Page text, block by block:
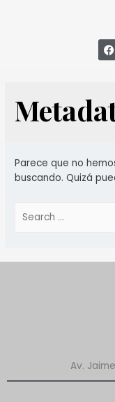
Parece que no
buscando. Quizá
Av.